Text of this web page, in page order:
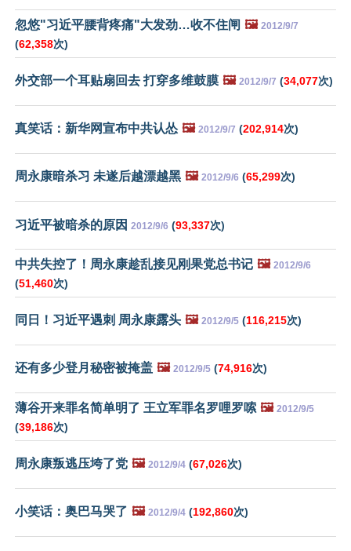
忽悠"习近平腰背疼痛"大发劲…收不住闸 🖼️ 2012/9/7
(62,358次)
外交部一个耳贴扇回去 打穿多维鼓膜 🖼️ 2012/9/7 (34,077次)
真笑话：新华网宣布中共认怂 🖼️ 2012/9/7 (202,914次)
周永康暗杀习 未遂后越漂越黑 🖼️ 2012/9/6 (65,299次)
习近平被暗杀的原因 2012/9/6 (93,337次)
中共失控了！周永康趁乱接见刚果党总书记 🖼️ 2012/9/6
(51,460次)
同日！习近平遇刺 周永康露头 🖼️ 2012/9/5 (116,215次)
还有多少登月秘密被掩盖 🖼️ 2012/9/5 (74,916次)
薄谷开来罪名简单明了 王立军罪名罗哩罗嗦 🖼️ 2012/9/5
(39,186次)
周永康叛逃压垮了党 🖼️ 2012/9/4 (67,026次)
小笑话：奥巴马哭了 🖼️ 2012/9/4 (192,860次)